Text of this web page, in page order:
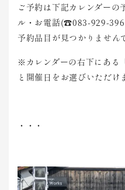
ご予約は下記カレンダーの
ル・お電話(☎083-929-
予約品目が見つかりません
※カレンダーの右下にある
と開催日をお選びいただけ
・・・